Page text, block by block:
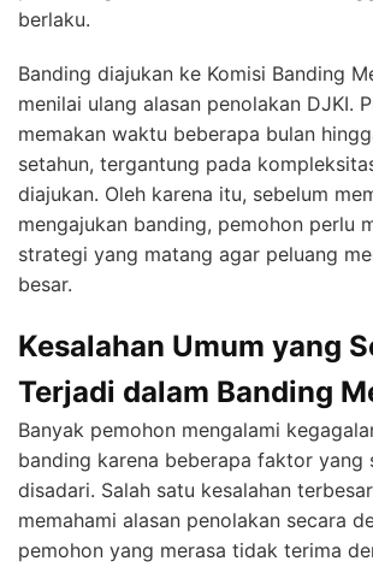
berlaku.
Banding diajukan ke Komisi Banding
menilai ulang alasan penolakan DJKI.
memakan waktu beberapa bulan
setahun, tergantung pada
diajukan. Oleh karena itu, sebelum
mengajukan banding, pemohon perlu
strategi yang matang agar peluang
besar.
Kesalahan Umum yang
Terjadi dalam Banding
Banyak pemohon mengalami
banding karena beberapa faktor yang
disadari. Salah satu kesalahan
memahami alasan penolakan secara
pemohon yang merasa tidak terima